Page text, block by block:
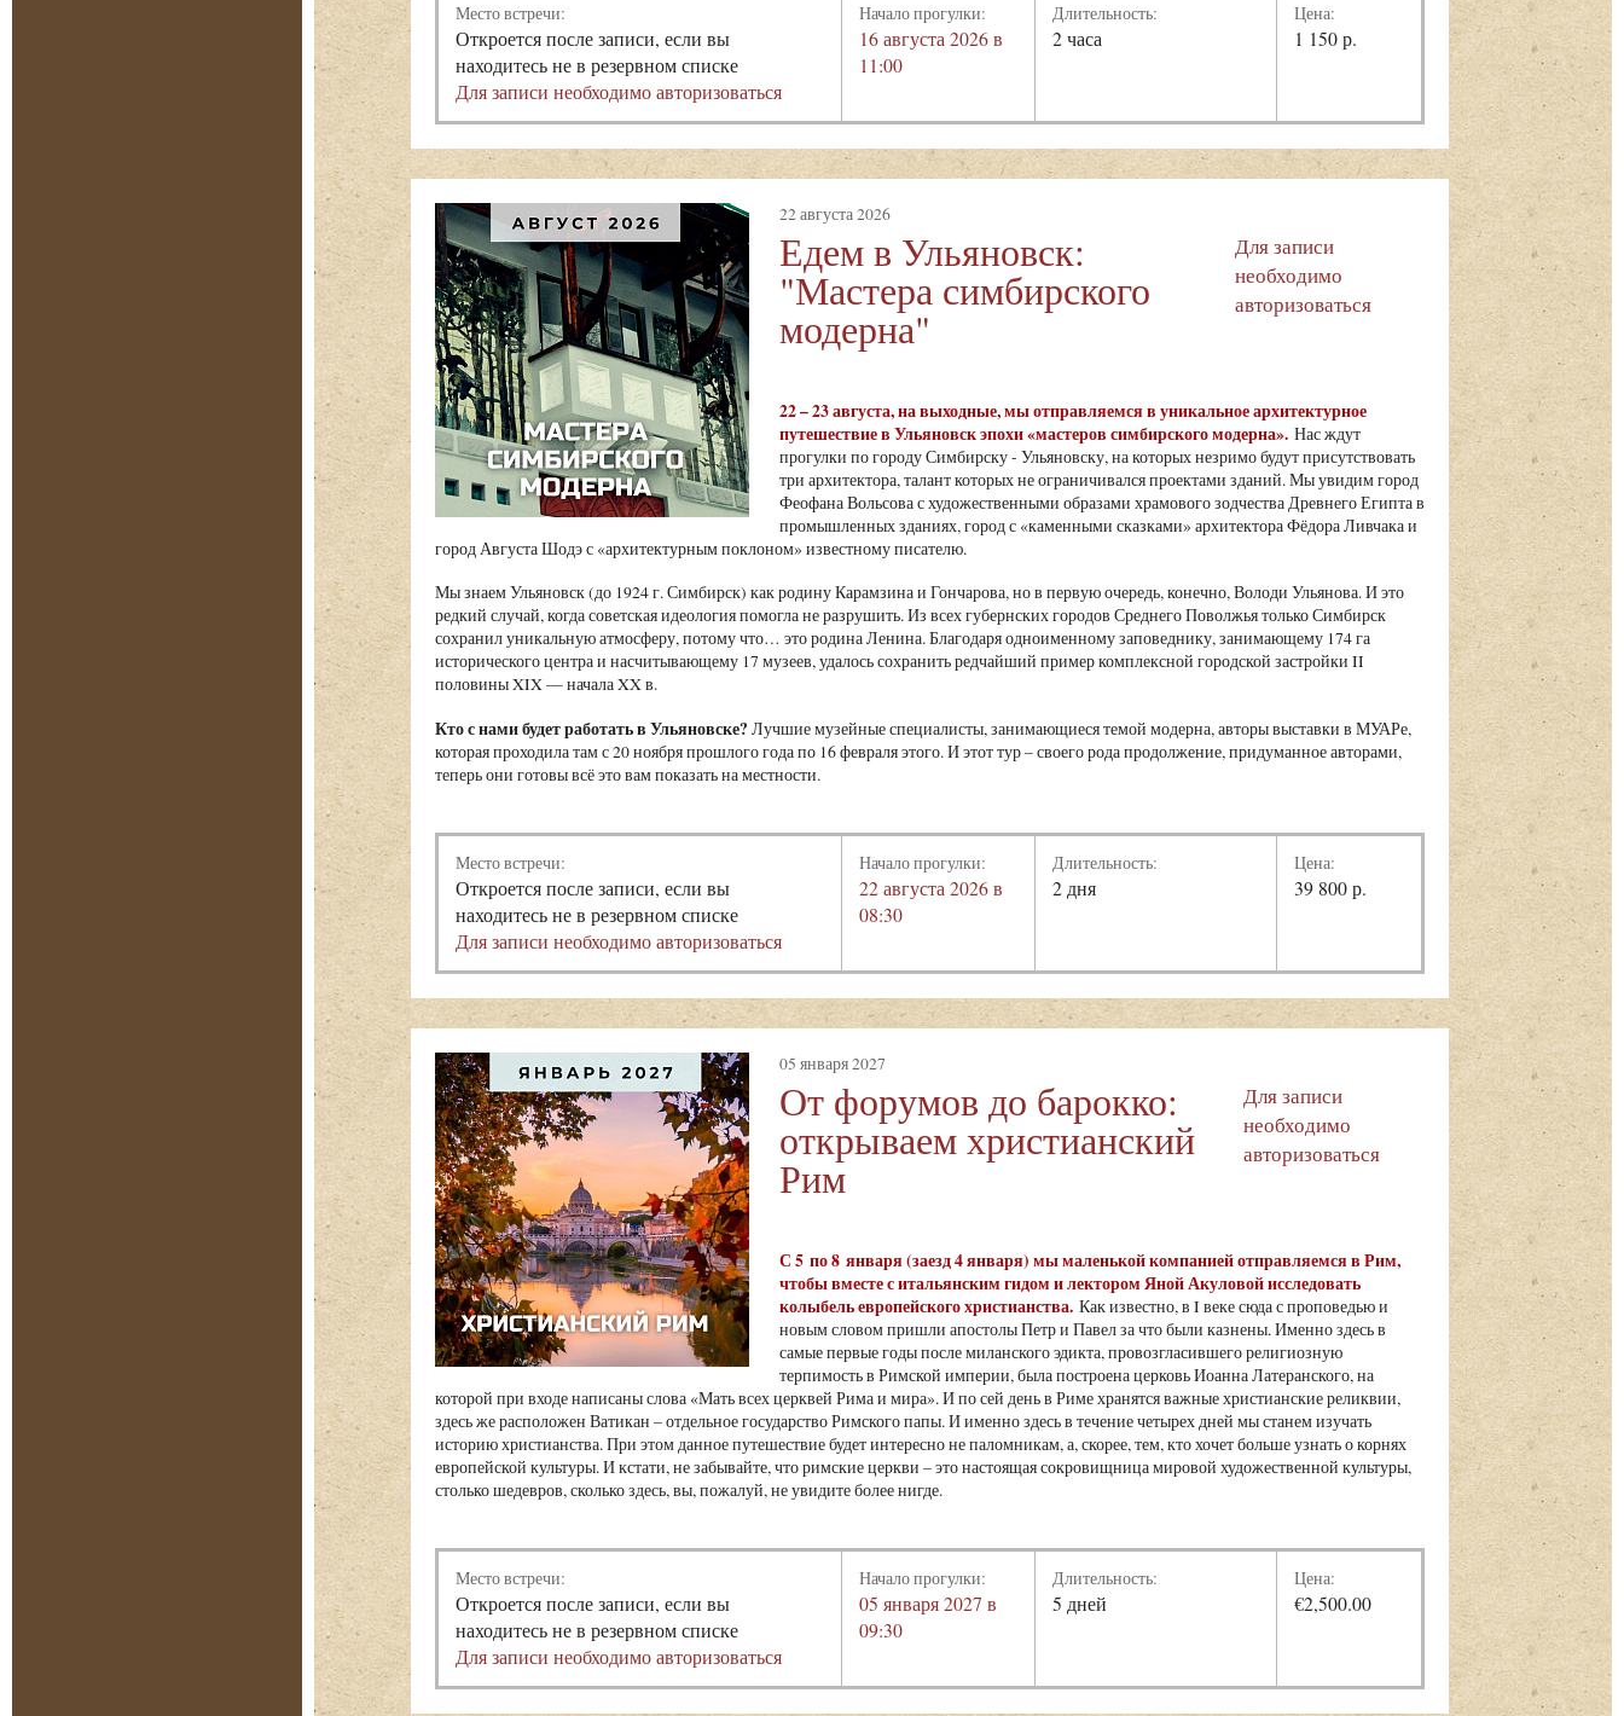
Место встречи:
Откроется после записи, если вы
находитесь не в резервном списке
Для записи необходимо авторизоваться
Начало прогулки:
16 августа 2026 в
11:00
Длительность:
2 часа
Цена:
1 150 р.
22 августа 2026
Едем в Ульяновск:
"Мастера симбирского
модерна"
Для записи
необходимо
авторизоваться
22– 23 августа, на выходные, мы отправляемся в уникальное архитектурное
путешествие в Ульяновск эпохи «мастеров симбирского модерна». Нас ждут
прогулки по городу Симбирску - Ульяновску, на которых незримо будут присутствовать
три архитектора, талант которых не ограничивался проектами зданий. Мы увидим город
Феофана Вольсова с художественными образами храмового зодчества Древнего Египта в
промышленных зданиях, город с «каменными сказками» архитектора Фёдора Ливчака и
город Августа Шодэ с «архитектурным поклоном» известному писателю.
Мы знаем Ульяновск (до 1924 г. Симбирск) как родину Карамзина и Гончарова, но в первую очередь, конечно, Володи Ульянова. И это
редкий случай, когда советская идеология помогла не разрушить. Из всех губернских городов Среднего Поволжья только Симбирск
сохранил уникальную атмосферу, потому что… это родина Ленина. Благодаря одноименному заповеднику, занимающему 174 га
исторического центра и насчитывающему 17 музеев, удалось сохранить редчайший пример комплексной городской застройки II
половины XIX — начала XX в.
Кто с нами будет работать в Ульяновске? Лучшие музейные специалисты, занимающиеся темой модерна, авторы выставки в МУАРе,
которая проходила там с 20 ноября прошлого года по 16 февраля этого. И этот тур – своего рода продолжение, придуманное авторами,
теперь они готовы всё это вам показать на местности.
Место встречи:
Откроется после записи, если вы
находитесь не в резервном списке
Для записи необходимо авторизоваться
Начало прогулки:
22 августа 2026 в
08:30
Длительность:
2 дня
Цена:
39 800 р.
05 января 2027
От форумов до барокко:
открываем христианский
Рим
Для записи
необходимо
авторизоваться
С 5 по 8 января (заезд 4 января) мы маленькой компанией отправляемся в Рим,
чтобы вместе с итальянским гидом и лектором Яной Акуловой исследовать
колыбель европейского христианства. Как известно, в I веке сюда с проповедью и
новым словом пришли апостолы Петр и Павел за что были казнены. Именно здесь в
самые первые годы после миланского эдикта, провозгласившего религиозную
терпимость в Римской империи, была построена церковь Иоанна Латеранского, на
которой при входе написаны слова «Мать всех церквей Рима и мира». И по сей день в Риме хранятся важные христианские реликвии,
здесь же расположен Ватикан – отдельное государство Римского папы. И именно здесь в течение четырех дней мы станем изучать
историю христианства. При этом данное путешествие будет интересно не паломникам, а, скорее, тем, кто хочет больше узнать о корнях
европейской культуры. И кстати, не забывайте, что римские церкви – это настоящая сокровищница мировой художественной культуры,
столько шедевров, сколько здесь, вы, пожалуй, не увидите более нигде.
Место встречи:
Откроется после записи, если вы
находитесь не в резервном списке
Для записи необходимо авторизоваться
Начало прогулки:
05 января 2027 в
09:30
Длительность:
5 дней
Цена:
€2,500.00